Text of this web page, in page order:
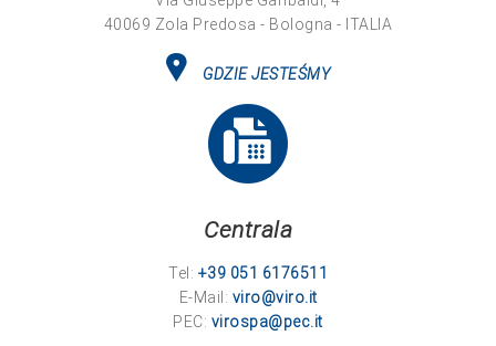
40069 Zola Predosa - Bologna - ITALIA
GDZIE JESTEŚMY
Centrala
Tel: +39 051 6176511
E-Mail: viro@viro.it
PEC: virospa@pec.it